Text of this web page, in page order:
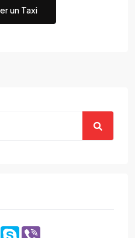
un Taxi
Message
Skype